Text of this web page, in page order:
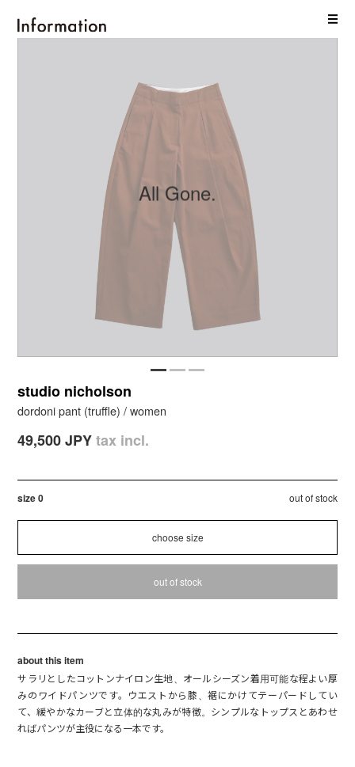
studio nicholson
dordoni pant (truffle) / women
49,500 JPYtax incl.
size 0 out of stock
out of stock
about this item
サラリとしたコットンナイロン生地、オールシーズン着用可能な程よい厚
みのワイドパンツです。ウエストから膝、裾にかけてテーパードしてい
て、緩やかなカーブと立体的な丸みが特徴。シンプルなトップスとあわせ
ればパンツが主役になる一本です。